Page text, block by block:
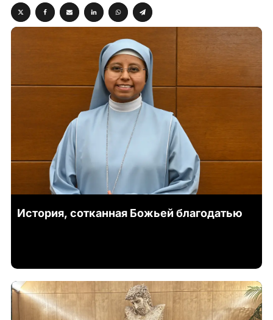
История, сотканная Божьей благодатью